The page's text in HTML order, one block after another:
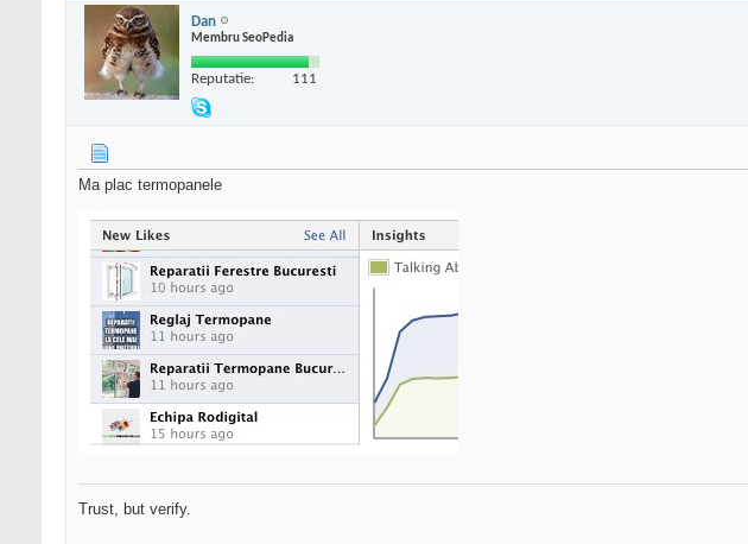
Dan
Membru SeoPedia
Reputatie: 111
Ma plac termopanele
Trust, but verify.